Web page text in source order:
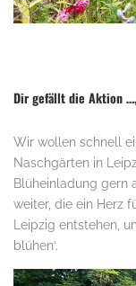
Dir gefällt die Aktion
Wir wollen schnell
Naschgärten in
Blüheinladung gern
weiter, die ein Herz
Leipzig entstehen,
blühen‘.